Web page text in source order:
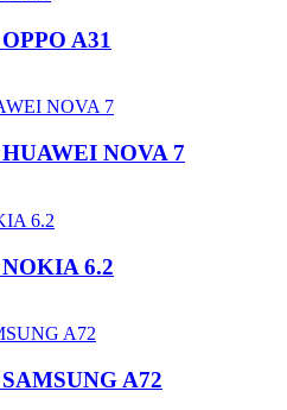
A31
NOVA 7
6.2
A72